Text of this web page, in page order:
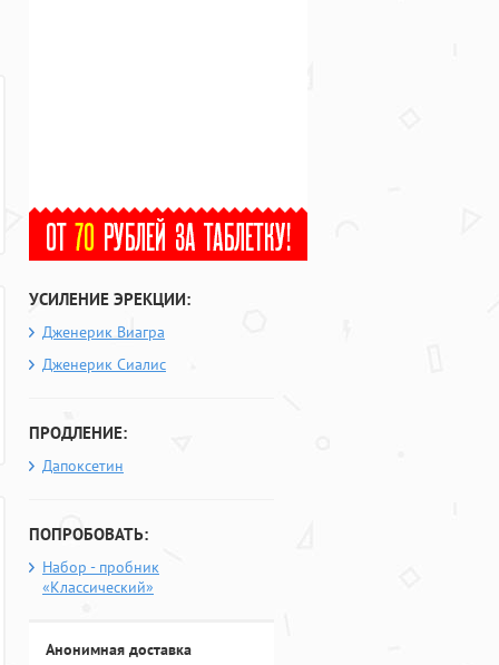
УСИЛЕНИЕ ЭРЕКЦИИ:
Дженерик Виагра
Дженерик Сиалис
ПРОДЛЕНИЕ:
Дапоксетин
ПОПРОБОВАТЬ:
Набор - пробник
«Классический»
Анонимная доставка